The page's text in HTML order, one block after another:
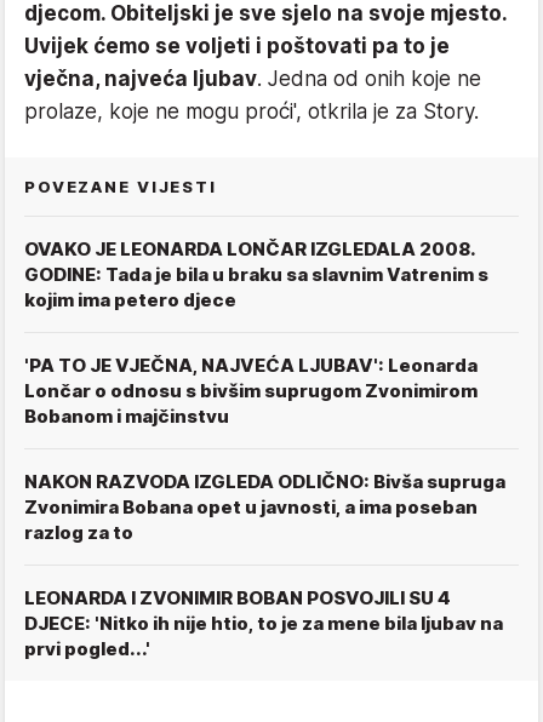
djecom. Obiteljski je sve sjelo na svoje mjesto.
Uvijek ćemo se voljeti i poštovati pa to je
vječna, najveća ljubav. Jedna od onih koje ne
prolaze, koje ne mogu proći', otkrila je za Story.
POVEZANE VIJESTI
OVAKO JE LEONARDA LONČAR IZGLEDALA 2008.
GODINE: Tada je bila u braku sa slavnim Vatrenim s
kojim ima petero djece
'PA TO JE VJEČNA, NAJVEĆA LJUBAV': Leonarda
Lončar o odnosu s bivšim suprugom Zvonimirom
Bobanom i majčinstvu
NAKON RAZVODA IZGLEDA ODLIČNO: Bivša supruga
Zvonimira Bobana opet u javnosti, a ima poseban
razlog za to
LEONARDA I ZVONIMIR BOBAN POSVOJILI SU 4
DJECE: 'Nitko ih nije htio, to je za mene bila ljubav na
prvi pogled...'